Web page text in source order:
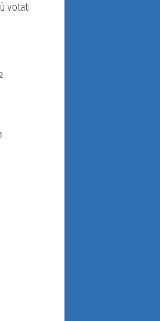
votati